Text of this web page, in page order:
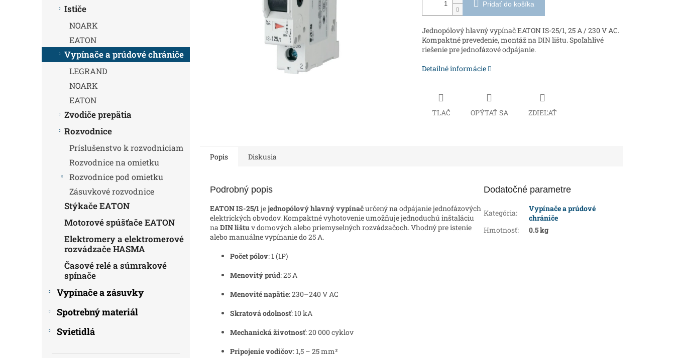
Ističe
NOARK
EATON
Vypínače a prúdové chrániče
LEGRAND
NOARK
EATON
Zvodiče prepätia
Rozvodnice
Príslušenstvo k rozvodniciam
Rozvodnice na omietku
Rozvodnice pod omietku
Zásuvkové rozvodnice
Stýkače EATON
Motorové spúšťače EATON
Elektromery a elektromerové
rozvádzače HASMA
Časové relé a súmrakové
spínače
Vypínače a zásuvky
Spotrebný materiál
Svietidlá
Pridať do košíka
Jednopólový hlavný vypínač EATON IS-25/1, 25 A / 230 V AC.
Kompaktné prevedenie, montáž na DIN lištu. Spoľahlivé
riešenie pre jednofázové odpájanie.
Detailné informácie
TLAČ OPÝTAŤ SA ZDIEĽAŤ
Popis Diskusia
Podrobný popis
EATON IS-25/1jejednopólový hlavný vypínačurčený na odpájanie jednofázových
elektrických obvodov. Kompaktné vyhotovenie umožňuje jednoduchú inštaláciu
naDIN lištuv domových alebo priemyselných rozvádzačoch. Vhodný pre istenie
alebo manuálne vypínanie do 25 A.
Počet pólov: 1 (1P)
Menovitý prúd: 25 A
Menovité napätie: 230–240 V AC
Skratová odolnosť: 10 kA
Mechanická životnosť: 20 000 cyklov
Pripojenie vodičov: 1,5 – 25 mm²
Dodatočné parametre
Kategória:
Vypínače a prúdové
chrániče
Hmotnosť: 0.5 kg